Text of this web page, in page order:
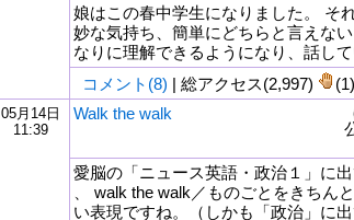
娘はこの春中学生になりました。 そ
妙な気持ち、簡単にどちらと言えな
なりに理解できるようになり、話し
コメント(8) | 総アクセス(2,997) (1)
05月14日
11:39
Walk the walk
愛脳の「ニュース英語・政治１」に
、 walk the walk／ものごとをきちん
い表現ですね。（しかも「政治」に